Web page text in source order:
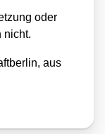
oder
nicht.
aus